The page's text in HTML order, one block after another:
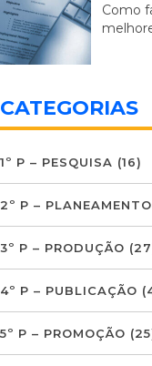
Como
CATEGORIAS
1º P – PESQUISA (16)
2º P – PLANEAMENTO
3º P – PRODUÇÃO
4º P – PUBLICAÇÃO
5º P – PROMOÇÃO